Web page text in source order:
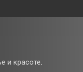
и красоте.